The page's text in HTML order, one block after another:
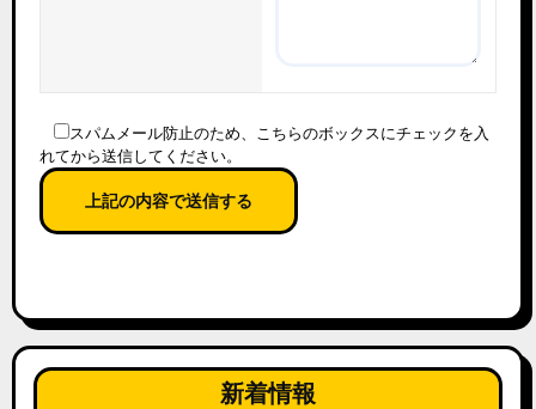
スパムメール防止のため、こちらのボックスにチェックを入
れてから送信してください。
新着情報